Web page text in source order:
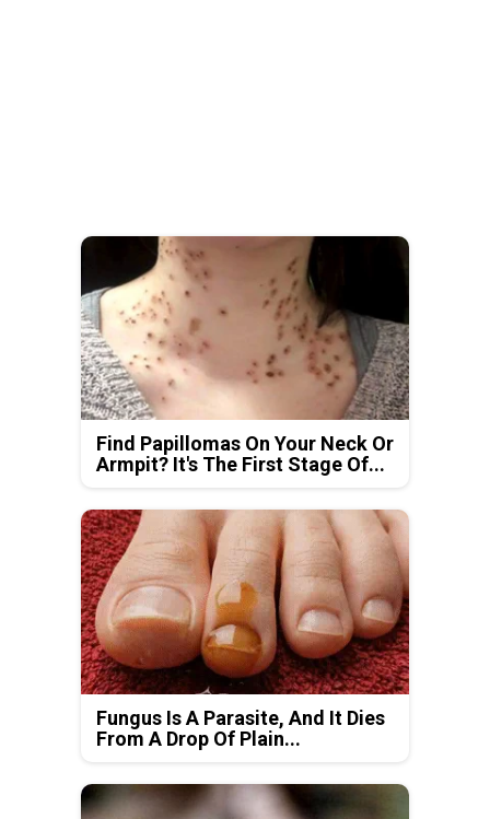
Find Papillomas On Your Neck Or
Armpit? It's The First Stage Of...
Fungus Is A Parasite, And It Dies
From A Drop Of Plain...